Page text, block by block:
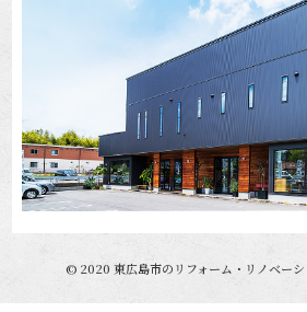
© 2020 東広島市のリフォーム・リノベー